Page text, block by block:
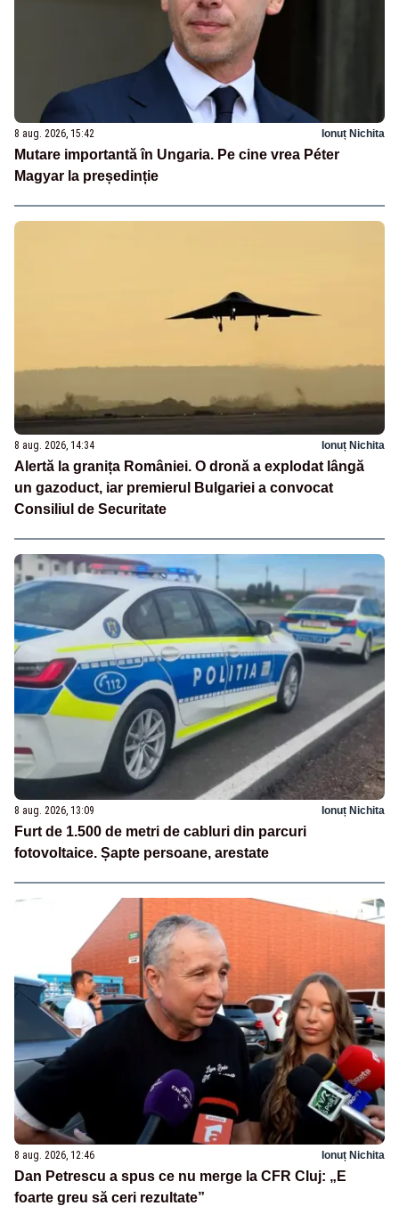
8 aug. 2026, 15:42 Ionuț Nichita
Mutare importantă în Ungaria. Pe cine vrea Péter
Magyar la președinție
8 aug. 2026, 14:34 Ionuț Nichita
Alertă la granița României. O dronă a explodat lângă
un gazoduct, iar premierul Bulgariei a convocat
Consiliul de Securitate
8 aug. 2026, 13:09 Ionuț Nichita
Furt de 1.500 de metri de cabluri din parcuri
fotovoltaice. Șapte persoane, arestate
8 aug. 2026, 12:46 Ionuț Nichita
Dan Petrescu a spus ce nu merge la CFR Cluj: „E
foarte greu să ceri rezultate”